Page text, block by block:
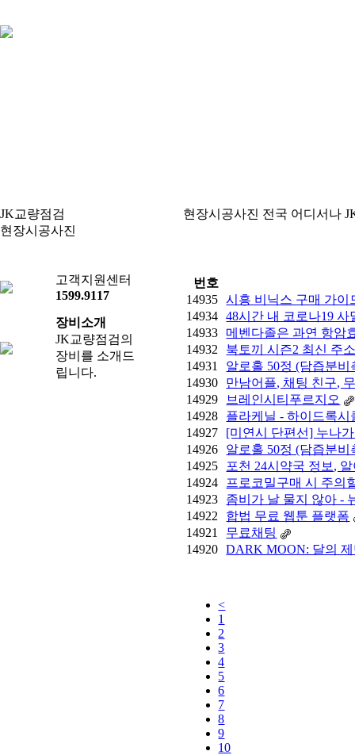
JK교량점검
현장시공사진
고객지원센터
1599.9117
장비소개
JK교량점검의
장비를 소개드
립니다.
현장시공사진 전국 어디서나
번호
14935
시흥 비닉스 구매 가이
14934
48시간 내 코로나19
14933
메벤다졸은 과연 항암
14932
북토끼 시즌2 최신 주
14931
알로홀 50정 (담즙분
14930
만남어플, 채팅 친구,
14929
브레인시티푸르지오
14928
플라케닐 - 하이드록
14927
[미연시 단편선] 누나
14926
알로홀 50정 (담즙분
14925
포천 24시약국 정보,
14924
프로코밀구매 시 주의
14923
좀비가 날 물지 않아 -
14922
합법 무료 웹툰 플랫폼
14921
무료채팅
14920
DARK MOON: 달의
<
1
2
3
4
5
6
7
8
9
10